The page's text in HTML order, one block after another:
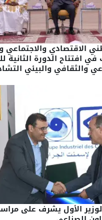
الاقتصادي والاجتماعي
افتتاح الدورة الثانية
والثقافي والبيئي
الأول يشرف على